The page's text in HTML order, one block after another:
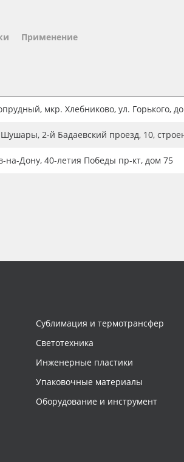
Применение
мкр. Хлебниково, ул. Горького,
2-й Бадаевский проезд, 10,
на-Дону, 40-летия Победы пр-кт, дом 75
Сублимация и термотрансфер
Светотехника
Инженерные пластики
Упаковочные материалы
Оборудование и инструмент